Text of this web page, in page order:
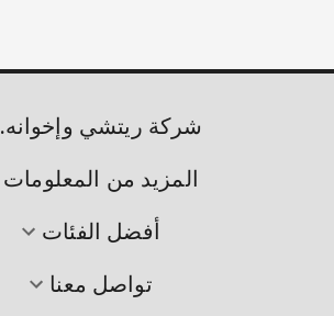
شركة ريتشي وإخوانه.
المزيد من المعلومات
أفضل الفئات
تواصل معنا